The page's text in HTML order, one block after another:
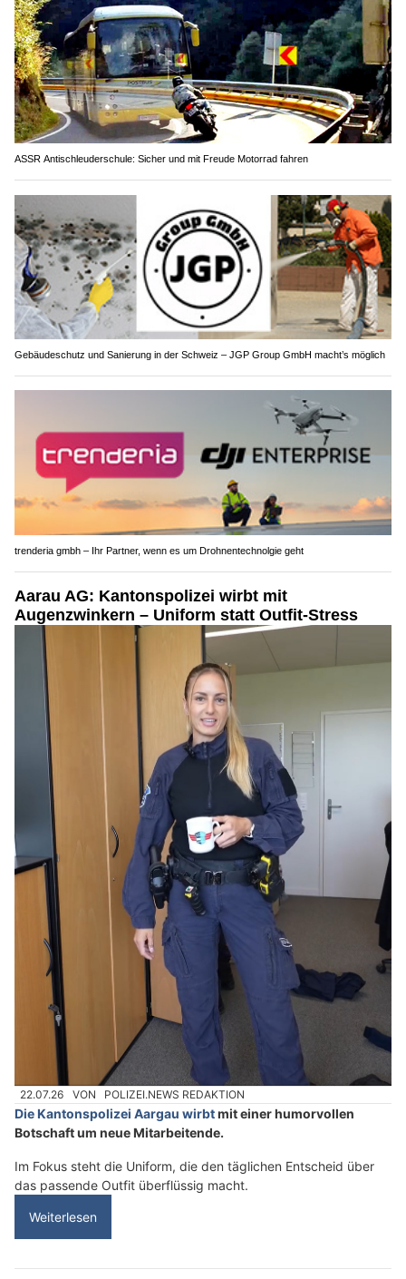
ASSR Antischleuderschule: Sicher und mit Freude Motorrad fahren
Gebäudeschutz und Sanierung in der Schweiz – JGP Group GmbH macht’s möglich
trenderia gmbh – Ihr Partner, wenn es um Drohnentechnolgie geht
Aarau AG: Kantonspolizei wirbt mit
Augenzwinkern – Uniform statt Outfit-Stress
22.07.26 VON POLIZEI.NEWS REDAKTION
Die Kantonspolizei Aargau wirbtmit einer humorvollen
Botschaft um neue Mitarbeitende.
Im Fokus steht die Uniform, die den täglichen Entscheid über
das passende Outfit überflüssig macht.
Weiterlesen